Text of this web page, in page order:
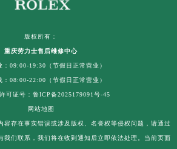
版权所有：
重庆劳力士售后维修中心
：09:00-19:30（节假日正常营业）
：08:00-22:00（节假日正常营业）
可证号：鲁ICP备2025179091号-45
网站地图
容存在事实错误或涉及版权、名誉权等侵权问题，请通过
我们联系，我们将在收到通知后立即依法处理。当前页面